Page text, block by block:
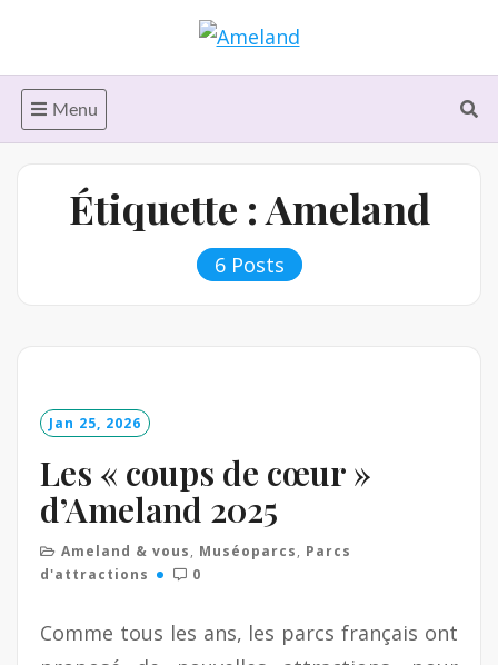
content
Menu
Étiquette :Ameland
6 Posts
Jan 25, 2026
Les « coups de cœur »
d’Ameland 2025
Ameland & vous, Muséoparcs, Parcs
d'attractions
0
Comme tous les ans, les parcs français ont